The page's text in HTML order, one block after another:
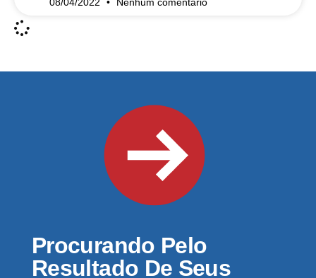
Procurando Pelo
Resultado De Seus